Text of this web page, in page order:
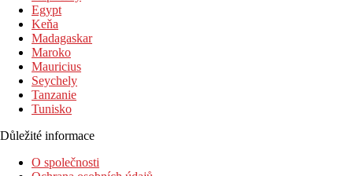
450 m
Vzdálenost k pláži
Pláž
Lehátka a slunečníky na pláži zdarma
Plážová dovolená
Bazény
Lehátka a slunečníky u bazénu zdarma
Egypt
Keňa
Madagaskar
Maroko
Mauricius
Seychely
Tanzanie
Tunisko
Důležité informace
O společnosti